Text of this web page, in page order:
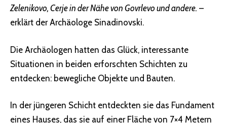
Zelenikovo, Cerje in der Nähe von Govrlevo und andere. –
erklärt der Archäologe Sinadinovski.
Die Archäologen hatten das Glück, interessante
Situationen in beiden erforschten Schichten zu
entdecken: bewegliche Objekte und Bauten.
In der jüngeren Schicht entdeckten sie das Fundament
eines Hauses, das sie auf einer Fläche von 7×4 Metern